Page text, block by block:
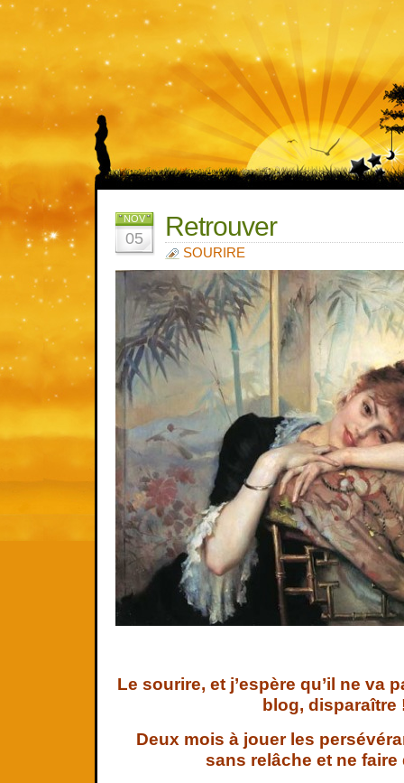
NOV
05 Retrouver
SOURIRE
Le sourire, et j’espère qu’il ne va
blog, disparaître
Deux mois à jouer les
sans relâche et ne faire